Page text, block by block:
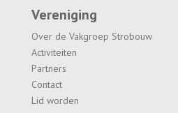
Vereniging
Over de Vakgroep Strobouw
Activiteiten
Partners
Contact
Lid worden